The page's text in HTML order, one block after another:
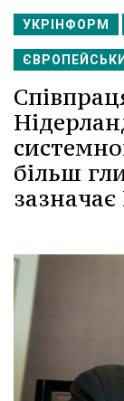
УКРІНФОРМ
більш